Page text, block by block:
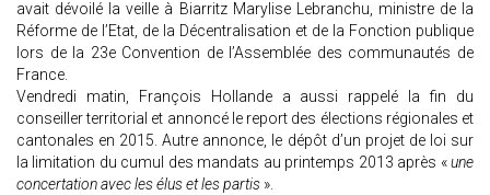
avait dévoilé la veille à Biarritz Marylise Lebranchu, ministre de la
Réforme de l’Etat, de la Décentralisation et de la Fonction publique
lors de la 23e Convention de l’Assemblée des communautés de
France.
Vendredi matin, François Hollande a aussi rappelé la fin du
conseiller territorial et annoncé le report des élections régionales et
cantonales en 2015. Autre annonce, le dépôt d’un projet de loi sur
la limitation du cumul des mandats au printemps 2013 après «une
concertation avec les élus et les partis ».